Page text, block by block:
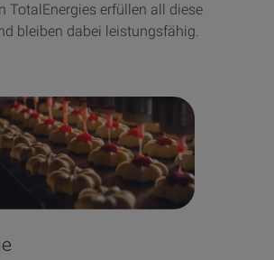
TotalEnergies erfüllen all diese
bleiben dabei leistungsfähig.